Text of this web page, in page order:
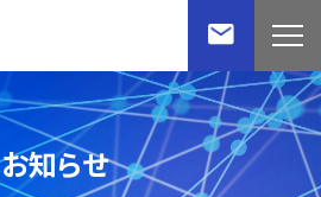
お知らせ